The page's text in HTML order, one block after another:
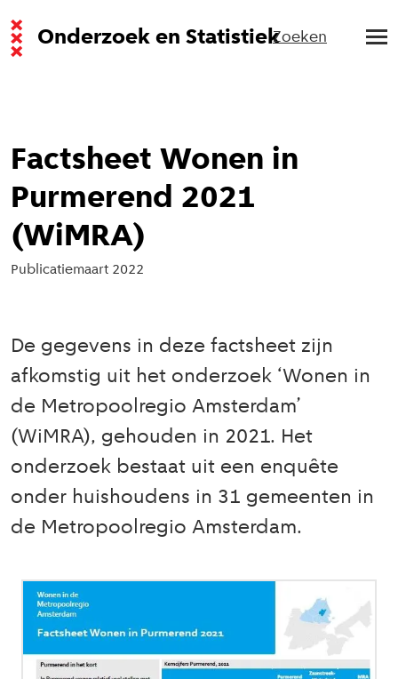
Onderzoek en StatistiekZoeken
Factsheet Wonen in
Purmerend 2021
(WiMRA)
Publicatiemaart 2022
De gegevens in deze factsheet zijn
afkomstig uit het onderzoek ‘Wonen in
de Metropoolregio Amsterdam’
(WiMRA), gehouden in 2021. Het
onderzoek bestaat uit een enquête
onder huishoudens in 31 gemeenten in
de Metropoolregio Amsterdam.